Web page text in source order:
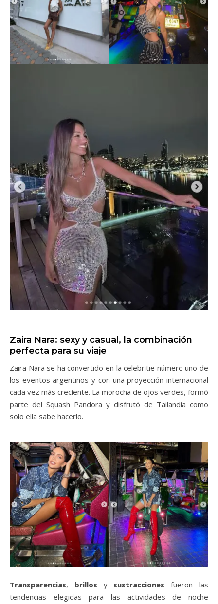
Zaira Nara: sexy y casual, la combinación
perfecta para su viaje
Zaira Nara se ha convertido en la celebritie número uno de
los eventos argentinos y con una proyección internacional
cada vez más creciente. La morocha de ojos verdes, formó
parte del Squash Pandora y disfrutó de Tailandia como
solo ella sabe hacerlo.
Transparencias, brillos y sustraccionesfueron las
tendencias elegidas para las actividades de noche